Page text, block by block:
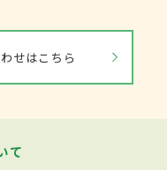
せはこちら
て